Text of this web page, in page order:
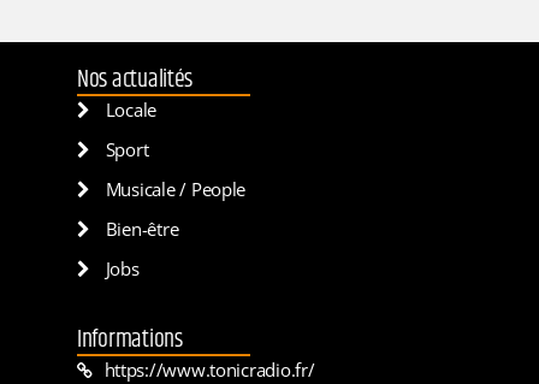
Nos actualités
Locale
Sport
Musicale / People
Bien-être
Jobs
Informations
https://www.tonicradio.fr/